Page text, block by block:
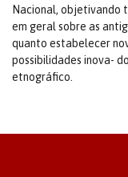
Nacional, objetivando
em geral sobre as
quanto estabelecer
possibilidades inova-
etnográfico.